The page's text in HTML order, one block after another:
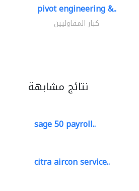
pivot engineering &..
كبار المقاوليين
نتائج مشابهة
sage 50 payroll..
citra aircon service..